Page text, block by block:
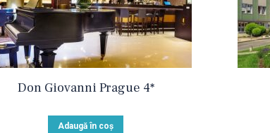
Don Giovanni Prague 4*
Adaugă în coș